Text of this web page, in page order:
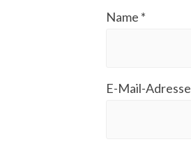
Name *
E-Mail-Adresse